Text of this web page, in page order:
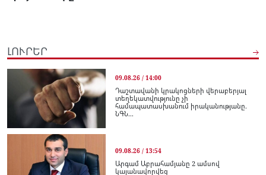
ԼՈՒՐԵՐ
09.08.26 / 14:00
Դաշտավանի կրակոցների վերաբերյալ
տեղեկատվությունը չի
համապատասխանում իրականությանը.
ՆԳՆ...
09.08.26 / 13:54
Արգամ Աբրահամյանը 2 ամսով
կալանավորվեց